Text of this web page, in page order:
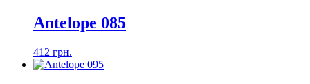
Antelope 085
412 грн.